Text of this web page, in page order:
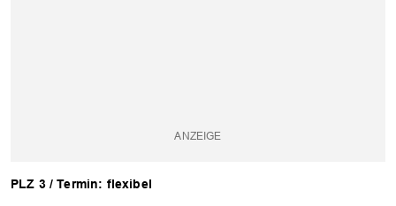
PLZ 3 / Termin: flexibel